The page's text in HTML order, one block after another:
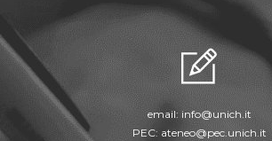
email: info@unich.it
PEC: ateneo@pec.unich.it